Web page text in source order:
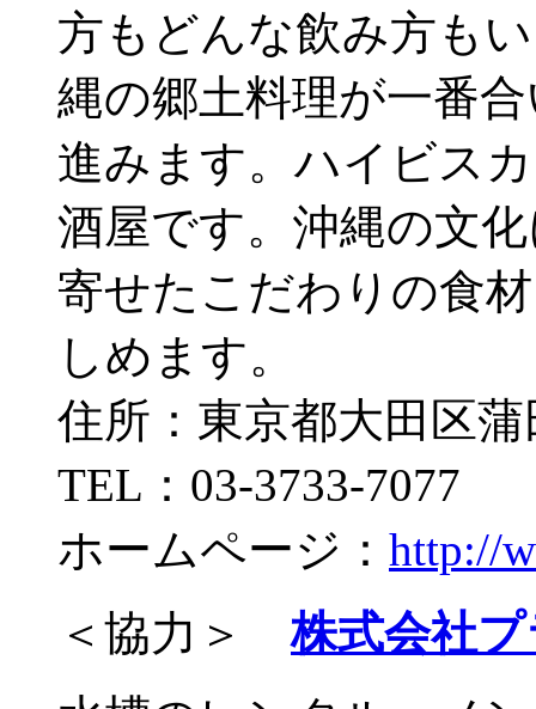
方もどんな飲み方も
縄の郷土料理が一番
進みます。ハイビス
酒屋です。沖縄の文
寄せたこだわりの食
しめます。
住所：東京都大田区蒲
TEL：03-3733-7077
ホームページ： http://
＜協力＞株式会社